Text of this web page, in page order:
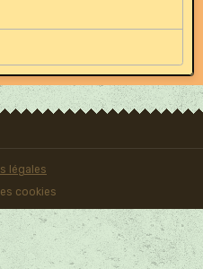
légales
cookies